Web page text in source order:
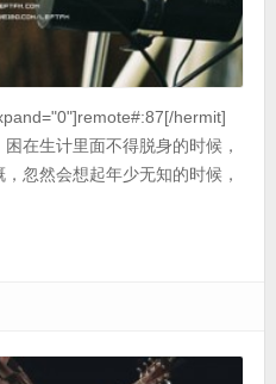
hermit]
在生计里面不得脱身的时候，
忽然会想起年少无知的时候，